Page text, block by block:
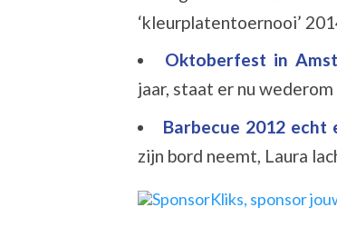
‘kleurplatentoernooi’
Oktoberfest in
jaar, staat er nu
Barbecue 2012 echt
zijn bord neemt, Laura